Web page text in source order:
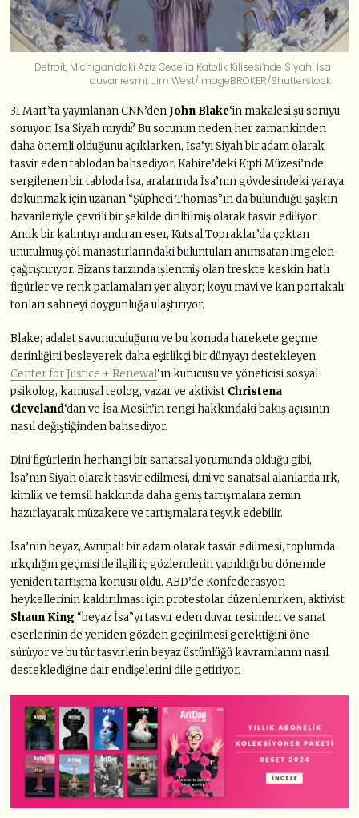
Detroit, Michigan’daki Aziz Cecelia Katolik Kilisesi’nde Siyahi İsa
duvar resmi. Jim West/imageBROKER/Shutterstock
31 Mart’ta yayınlanan CNN’den John Blake‘in makalesi şu soruyu
soruyor: İsa Siyah mıydı? Bu sorunun neden her zamankinden
daha önemli olduğunu açıklarken, İsa’yı Siyah bir adam olarak
tasvir eden tablodan bahsediyor. Kahire’deki Kıpti Müzesi’nde
sergilenen bir tabloda İsa, aralarında İsa’nın gövdesindeki yaraya
dokunmak için uzanan “Şüpheci Thomas”ın da bulunduğu şaşkın
havarileriyle çevrili bir şekilde diriltilmiş olarak tasvir ediliyor.
Antik bir kalıntıyı andıran eser, Kutsal Topraklar’da çoktan
unutulmuş çöl manastırlarındaki buluntuları anımsatan imgeleri
çağrıştırıyor. Bizans tarzında işlenmiş olan freskte keskin hatlı
figürler ve renk patlamaları yer alıyor; koyu mavi ve kan portakalı
tonları sahneyi doygunluğa ulaştırıyor.
Blake; adalet savunuculuğunu ve bu konuda harekete geçme
derinliğini besleyerek daha eşitlikçi bir dünyayı destekleyen
Center for Justice + Renewal‘ın kurucusu ve yöneticisi sosyal
psikolog, kamusal teolog, yazar ve aktivist Christena
Cleveland‘dan ve İsa Mesih’in rengi hakkındaki bakış açısının
nasıl değiştiğinden bahsediyor.
Dini figürlerin herhangi bir sanatsal yorumunda olduğu gibi,
İsa’nın Siyah olarak tasvir edilmesi, dini ve sanatsal alanlarda ırk,
kimlik ve temsil hakkında daha geniş tartışmalara zemin
hazırlayarak müzakere ve tartışmalara teşvik edebilir.
İsa’nın beyaz, Avrupalı bir adam olarak tasvir edilmesi, toplumda
ırkçılığın geçmişi ile ilgili iç gözlemlerin yapıldığı bu dönemde
yeniden tartışma konusu oldu. ABD’de Konfederasyon
heykellerinin kaldırılması için protestolar düzenlenirken, aktivist
Shaun King “beyaz İsa”yı tasvir eden duvar resimleri ve sanat
eserlerinin de yeniden gözden geçirilmesi gerektiğini öne
sürüyor ve bu tür tasvirlerin beyaz üstünlüğü kavramlarını nasıl
desteklediğine dair endişelerini dile getiriyor.